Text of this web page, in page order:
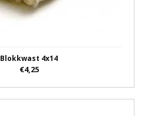
Blokkwast 4x14
€4,25